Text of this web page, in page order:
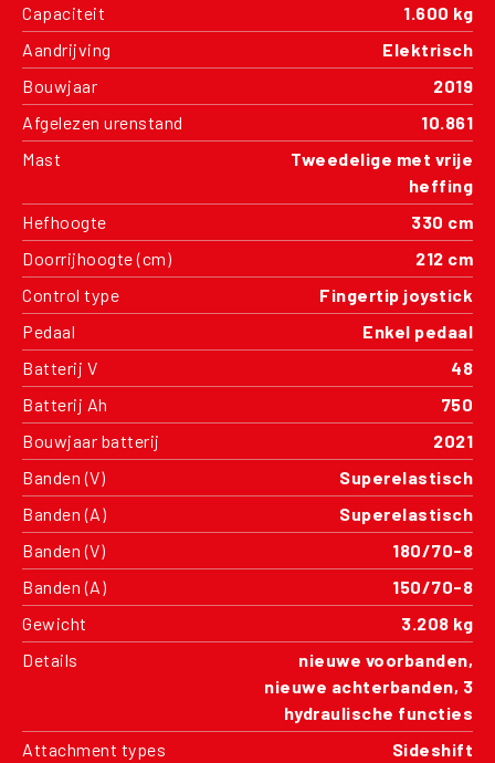
Capaciteit
1.600 kg
Aandrijving
Elektrisch
Bouwjaar
2019
Afgelezen urenstand
10.861
Mast
Tweedelige met vrije
heffing
Hefhoogte
330 cm
Doorrijhoogte (cm)
212 cm
Control type
Fingertip joystick
Pedaal
Enkel pedaal
Batterij V
48
Batterij Ah
750
Bouwjaar batterij
2021
Banden (V)
Superelastisch
Banden (A)
Superelastisch
Banden (V)
180/70-8
Banden (A)
150/70-8
Gewicht
3.208 kg
Details
nieuwe voorbanden,
nieuwe achterbanden, 3
hydraulische functies
Attachment types
Sideshift